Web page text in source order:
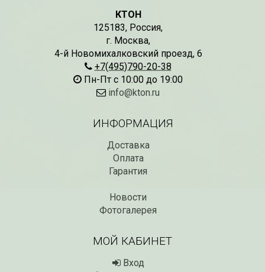
СКИДКИ 15 % НА ДУГИ, ЗАБОРЫ,
ШПАЛЕРЫ И ДР.
Скидки 15% !!! При заказе
товаров на сумму от 1000 руб. с
16 марта по 31 марта 2024...
ЧИТАТЬ ДАЛЕЕ →
Дата:
марта дарим
КТОН
125183, Россия,
г. Москва,
4-й Новомихалковский проезд, 6
+7(495)790-20-38
Пн-Пт с 10:00 до 19:00
info@kton.ru
ИНФОРМАЦИЯ
Доставка
Оплата
Гарантия
Новости
Фотогалерея
МОЙ КАБИНЕТ
Вход